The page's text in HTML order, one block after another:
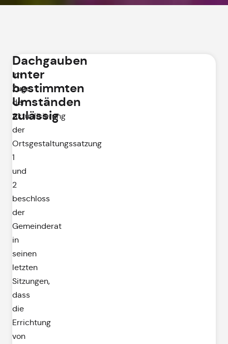
Dachgauben
unter
bestimmten
Umständen
zulässig
Im
Zuge
der
Aktualisierung
der
Ortsgestaltungssatzung
1
und
2
beschloss
der
Gemeinderat
in
seinen
letzten
Sitzungen,
dass
die
Errichtung
von